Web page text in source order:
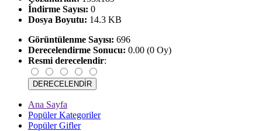
İndirme Sayısı: 0
Dosya Boyutu: 14.3 KB
Görüntülenme Sayısı: 696
Derecelendirme Sonucu: 0.00 (0 Oy)
Resmi derecelendir:
Ana Sayfa
Popüler Kategoriler
Popüler Gifler